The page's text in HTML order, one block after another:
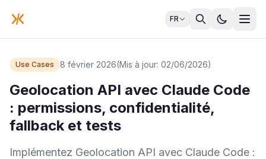
FR
Use Cases 8 février 2026(Mis à jour: 02/06/2026)
Geolocation API avec Claude Code
: permissions, confidentialité,
fallback et tests
Implémentez Geolocation API avec Claude Code :